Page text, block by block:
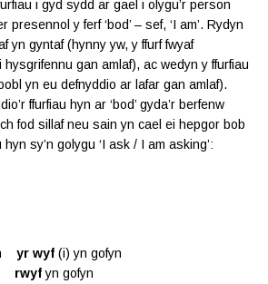
i gyd sydd ar gael i olygu’r person
y ferf ‘bod’ – sef, ‘I am’. Rydyn
yn gyntaf (hynny yw, y ffurf fwyaf
hysgrifennu gan amlaf), ac wedyn y ffurfiau
yn eu defnyddio ar lafar gan amlaf).
ffurfiau hyn ar ‘bod’ gyda’r berfenw
fod sillaf neu sain yn cael ei hepgor bob
sy’n golygu ‘I ask / I am asking’:
yr wyf (i) yn gofyn
rwyfyn gofyn